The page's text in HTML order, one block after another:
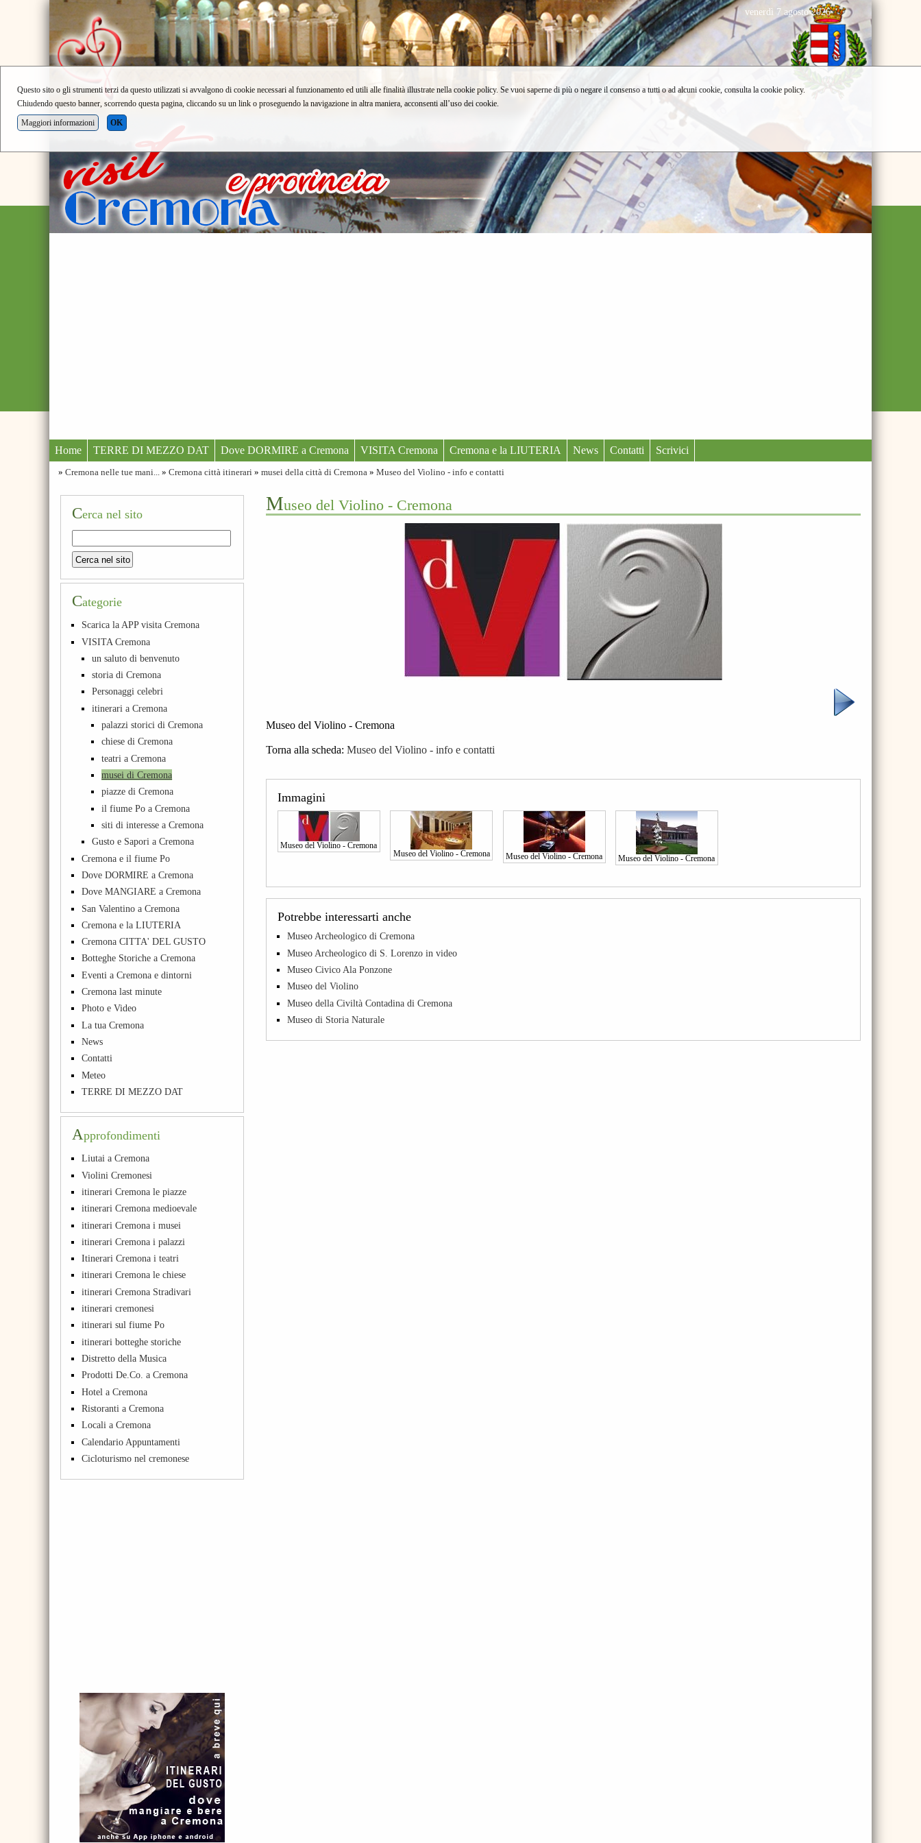
venerdì 7 agosto 2026
Home TERRE DI MEZZO DAT Dove DORMIRE a Cremona VISITA Cremona Cremona e la LIUTERIA News Contatti Scrivici
» Cremona nelle tue mani... » Cremona città itinerari » musei della città di Cremona » Museo del Violino - info e contatti
Museo del Violino - Cremona
Museo del Violino - Cremona
Torna alla scheda: Museo del Violino - info e contatti
Immagini
Museo del Violino - Cremona
Museo del Violino - Cremona
Museo del Violino - Cremona Museo del Violino - Cremona
Potrebbe interessarti anche
Museo Archeologico di Cremona
Museo Archeologico di S. Lorenzo in video
Museo Civico Ala Ponzone
Museo del Violino
Museo della Civiltà Contadina di Cremona
Museo di Storia Naturale
Cerca nel sito
Categorie
Scarica la APP visita Cremona
VISITA Cremona
un saluto di benvenuto
storia di Cremona
Personaggi celebri
itinerari a Cremona
palazzi storici di Cremona
chiese di Cremona
teatri a Cremona
musei di Cremona
piazze di Cremona
il fiume Po a Cremona
siti di interesse a Cremona
Gusto e Sapori a Cremona
Cremona e il fiume Po
Dove DORMIRE a Cremona
Dove MANGIARE a Cremona
San Valentino a Cremona
Cremona e la LIUTERIA
Cremona CITTA' DEL GUSTO
Botteghe Storiche a Cremona
Eventi a Cremona e dintorni
Cremona last minute
Photo e Video
La tua Cremona
News
Contatti
Meteo
TERRE DI MEZZO DAT
Approfondimenti
Liutai a Cremona
Violini Cremonesi
itinerari Cremona le piazze
itinerari Cremona medioevale
itinerari Cremona i musei
itinerari Cremona i palazzi
Itinerari Cremona i teatri
itinerari Cremona le chiese
itinerari Cremona Stradivari
itinerari cremonesi
itinerari sul fiume Po
itinerari botteghe storiche
Distretto della Musica
Prodotti De.Co. a Cremona
Hotel a Cremona
Ristoranti a Cremona
Locali a Cremona
Calendario Appuntamenti
Cicloturismo nel cremonese
Questo sito o gli strumenti terzi da questo utilizzati si avvalgono di cookie necessari al funzionamento ed utili alle finalità illustrate nella cookie policy. Se vuoi saperne di più o negare il consenso a tutti o ad alcuni cookie, consulta la cookie policy.
Chiudendo questo banner, scorrendo questa pagina, cliccando su un link o proseguendo la navigazione in altra maniera, acconsenti all’uso dei cookie.
Maggiori informazioni
OK